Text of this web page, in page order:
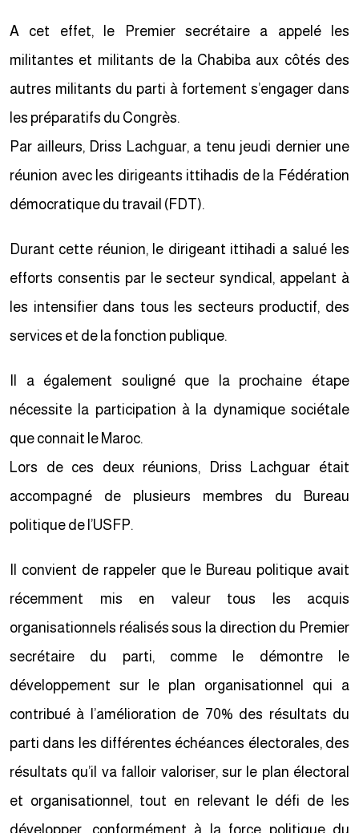
A cet effet, le Premier secrétaire a appelé les
militantes et militants de la Chabiba aux côtés des
autres militants du parti à fortement s’engager dans
les préparatifs du Congrès.
Par ailleurs, Driss Lachguar, a tenu jeudi dernier une
réunion avec les dirigeants ittihadis de la Fédération
démocratique du travail (FDT).
Durant cette réunion, le dirigeant ittihadi a salué les
efforts consentis par le secteur syndical, appelant à
les intensifier dans tous les secteurs productif, des
services et de la fonction publique.
Il a également souligné que la prochaine étape
nécessite la participation à la dynamique sociétale
que connait le Maroc.
Lors de ces deux réunions, Driss Lachguar était
accompagné de plusieurs membres du Bureau
politique de l’USFP.
Il convient de rappeler que le Bureau politique avait
récemment mis en valeur tous les acquis
organisationnels réalisés sous la direction du Premier
secrétaire du parti, comme le démontre le
développement sur le plan organisationnel qui a
contribué à l’amélioration de 70% des résultats du
parti dans les différentes échéances électorales, des
résultats qu’il va falloir valoriser, sur le plan électoral
et organisationnel, tout en relevant le défi de les
développer, conformément à la force politique du